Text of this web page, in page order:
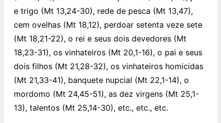
e trigo (Mt 13,24-30), rede de pesca (Mt 13,47),
cem ovelhas (Mt 18,12), perdoar setenta veze sete
(Mt 18,21-22), o rei e seus dois devedores (Mt
18,23-31), os vinhateiros (Mt 20,1-16), o pai e seus
dois filhos (Mt 21,28-32), os vinhateiros homicidas
(Mt 21,33-41), banquete nupcial (Mt 22,1-14), o
mordomo (Mt 24,45-51), as dez virgens (Mt 25,1-
13), talentos (Mt 25,14-30), etc., etc., etc.